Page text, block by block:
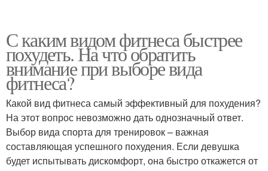
С каким видом фитнеса быстрее
похудеть. На что обратить
внимание при выборе вида
фитнеса?
Какой вид фитнеса самый эффективный для похудения?
На этот вопрос невозможно дать однозначный ответ.
Выбор вида спорта для тренировок – важная
составляющая успешного похудения. Если девушка
будет испытывать дискомфорт, она быстро откажется от